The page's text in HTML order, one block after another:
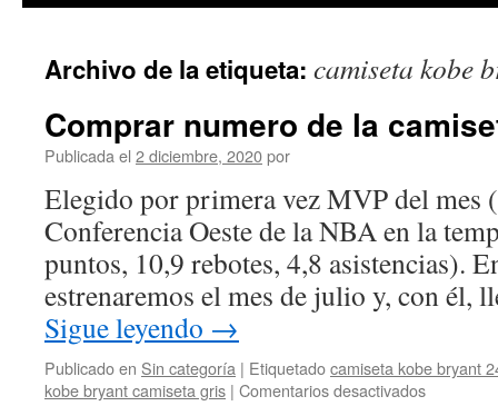
contenido
Archivo de la etiqueta: camiseta kobe
Comprar numero de la
Publicada el 2 diciembre, 2020por
Elegido por primera vez MVP del mes
Conferencia Oeste de la NBA en la
puntos, 10,9 rebotes, 4,8 asistencias).
estrenaremos el mes de julio y, con él,
Sigue leyendo →
Publicado en Sin categoría | Etiquetadocamiseta kobe bryant
kobe bryant camiseta gris | Comentarios desactivadosen